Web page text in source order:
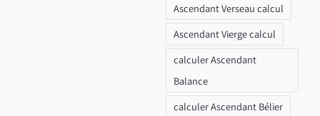
Ascendant Verseau calcul
Ascendant Vierge calcul
calculer Ascendant
Balance
calculer Ascendant Bélier